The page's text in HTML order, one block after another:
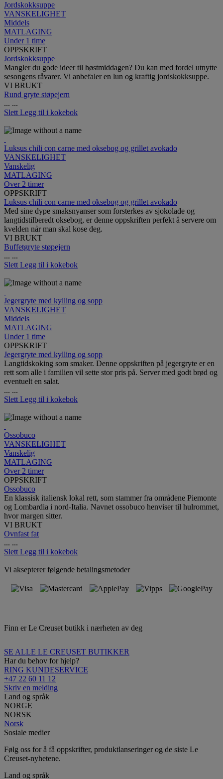
Jordskokksuppe
VANSKELIGHET
Middels
MATLAGING
Under 1 time
OPPSKRIFT
Jordskokksuppe
Mangler du gode ideer til høstmiddagen? Du kan med fordel utnytte
sesongens råvarer. Vi anbefaler en lun og kraftig jordskokksuppe.
VI BRUKT
Rund gryte støpejern
... ...
Slett Legg til i kokebok
Luksus chili con carne med oksebog og grillet avokado
VANSKELIGHET
Vanskelig
MATLAGING
Over 2 timer
OPPSKRIFT
Luksus chili con carne med oksebog og grillet avokado
Med sine dype smaksnyanser som forsterkes av sjokolade og
langtidstilberedt oksebog, er denne oppskriften perfekt å servere om
kvelden når man skal kose deg.
VI BRUKT
Buffetgryte støpejern
... ...
Slett Legg til i kokebok
Jegergryte med kylling og sopp
VANSKELIGHET
Middels
MATLAGING
Under 1 time
OPPSKRIFT
Jegergryte med kylling og sopp
Langtidskoking som smaker. Denne oppskriften på jegergryte er en
rett som alle i familien vil sette stor pris på. Server med godt brød og
eventuelt en salat.
... ...
Slett Legg til i kokebok
Ossobuco
VANSKELIGHET
Vanskelig
MATLAGING
Over 2 timer
OPPSKRIFT
Ossobuco
En klassisk italiensk lokal rett, som stammer fra områdene Piemonte
og Lombardia i nord-Italia. Navnet ossobuco henviser til hulrommet,
hvor margen sitter.
VI BRUKT
Ovnfast fat
... ...
Slett Legg til i kokebok
Vi aksepterer følgende betalingsmetoder
Finn er Le Creuset butikk i nærheten av deg
SE ALLE LE CREUSET BUTIKKER
Har du behov for hjelp?
RING KUNDESERVICE
+47 22 60 11 12
Skriv en melding
Land og språk
NORGE
NORSK
Norsk
Sosiale medier
Følg oss for å få oppskrifter, produktlanseringer og de siste Le
Creuset-nyhetene.
Land og språk